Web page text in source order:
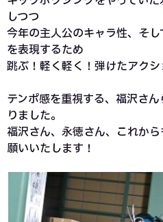
しつつ
今年の主人公のキャラ性、そし
を表現するため
跳ぶ！軽く軽く！弾けたアクシ
テンポ感を重視する、福沢さ
りました。
福沢さん、永徳さん、これか
願いいたします！